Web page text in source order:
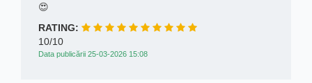
😍
RATING:
10/10
Data publicării 25-03-2026 15:08